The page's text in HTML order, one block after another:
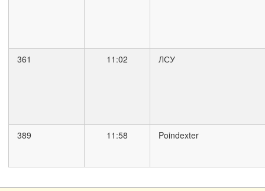
361 11:02 ЛСУ
389 11:58 Poindexter